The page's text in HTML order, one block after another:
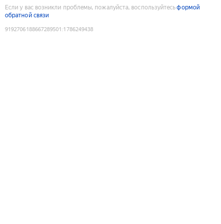
Если у вас возникли проблемы, пожалуйста, воспользуйтесьформой
обратной связи
9192706188667289501 :1786249438